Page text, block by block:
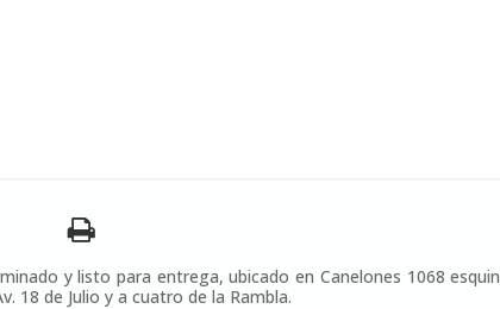
y listo para entrega, ubicado en Canelones 1068
18 de Julio y a cuatro de la Rambla.